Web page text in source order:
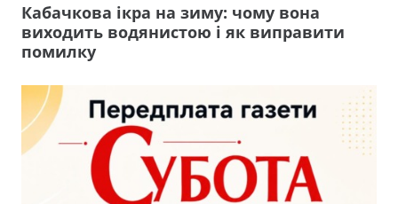
Кабачкова ікра на зиму: чому вона
виходить водянистою і як виправити
помилку